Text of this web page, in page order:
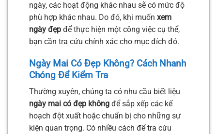
ngày, các hoạt động khác nhau sẽ có mức độ
phù hợp khác nhau. Do đó, khi muốn xem
ngày đẹp để thực hiện một công việc cụ thể,
bạn cần tra cứu chính xác cho mục đích đó.
Ngày Mai Có Đẹp Không? Cách Nhanh
Chóng Để Kiểm Tra
Thường xuyên, chúng ta có nhu cầu biết liệu
ngày mai có đẹp không để sắp xếp các kế
hoạch đột xuất hoặc chuẩn bị cho những sự
kiện quan trọng. Có nhiều cách để tra cứu